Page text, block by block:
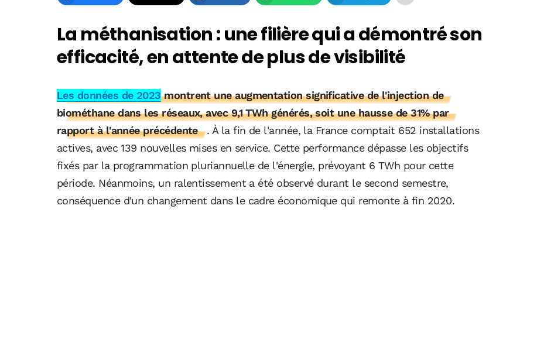
La méthanisation : une filière qui a démontré son
efficacité, en attente de plus de visibilité
Les données de 2023montrent une augmentation significative de l'injection de
biométhane dans les réseaux, avec 9,1 TWh générés, soit une hausse de 31% par
rapport à l'année précédente
. À la fin de l'année, la France comptait 652 installations
actives, avec 139 nouvelles mises en service. Cette performance dépasse les objectifs
fixés par la programmation pluriannuelle de l'énergie, prévoyant 6 TWh pour cette
période. Néanmoins, un ralentissement a été observé durant le second semestre,
conséquence d'un changement dans le cadre économique qui remonte à fin 2020.